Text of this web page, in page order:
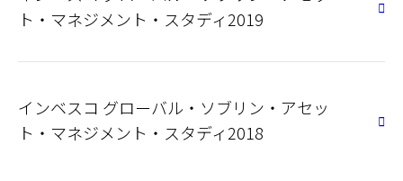
ト・マネジメント・スタディ2019
インベスコ グローバル・ソブリン・アセッ
ト・マネジメント・スタディ2018